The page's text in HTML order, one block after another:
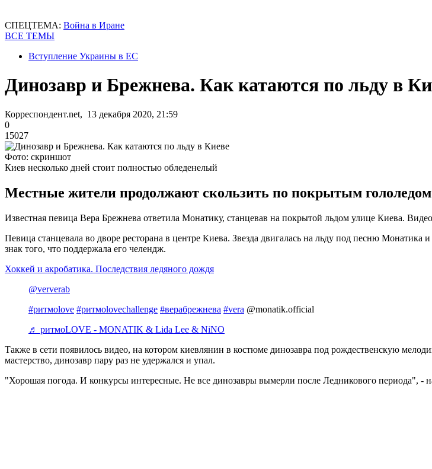
СПЕЦТЕМА: Война в Иране
ВСЕ ТЕМЫ
Вступление Украины в ЕС
Динозавр и Брежнева. Как катаются по льду в
Корреспондент.net, 13 декабря 2020, 21:59
0
15027
Фото: скриншот
Киев несколько дней стоит полностью обледенелый
Местные жители продолжают скользить по покрытым
Известная певица Вера Брежнева ответила Монатику, станцевав на покрытой льдом улице Киева.
Певица станцевала во дворе ресторана в центре Киева. Звезда двигалась на льду под песню
знак того, что поддержала его челендж.
Хоккей и акробатика. Последствия ледяного дождя
@ververab
#ритмоlove #ритмоlovechallenge #верабрежнева #vera @monatik.official
♬ ритмоLOVE - MONATIK & Lida Lee & NiNO
Также в сети появилось видео, на котором киевлянин в костюме динозавра под рождественскую
мастерство, динозавр пару раз не удержался и упал.
"Хорошая погода. И конкурсы интересные. Не все динозавры вымерли после Ледникового периода", -